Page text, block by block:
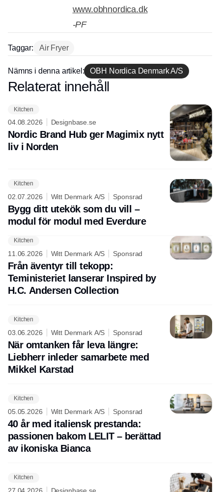
www.obhnordica.dk
-PF
Taggar: Air Fryer
Nämns i denna artikel: OBH Nordica Denmark A/S
Annons
Relaterat innehåll
Kitchen
04.08.2026 Designbase.se
Nordic Brand Hub ger Magimix nytt
liv i Norden
Kitchen
02.07.2026 Witt Denmark A/S Sponsrad
Bygg ditt utekök som du vill –
modul för modul med Everdure
Kitchen
11.06.2026 Witt Denmark A/S Sponsrad
Från äventyr till tekopp:
Teministeriet lanserar Inspired by
H.C. Andersen Collection
Kitchen
03.06.2026 Witt Denmark A/S Sponsrad
När omtanken får leva längre:
Liebherr inleder samarbete med
Mikkel Karstad
Kitchen
05.05.2026 Witt Denmark A/S Sponsrad
40 år med italiensk prestanda:
passionen bakom LELIT – berättad
av ikoniska Bianca
Kitchen